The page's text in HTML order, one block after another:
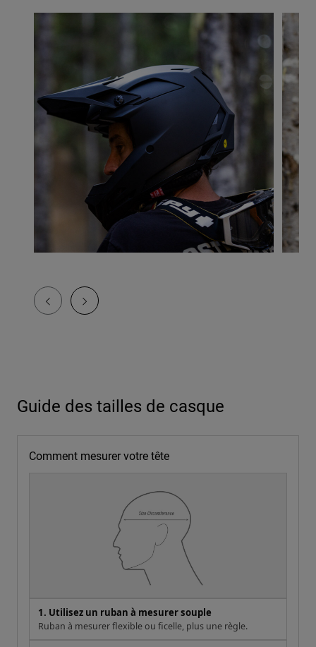
Guide des tailles de casque
Comment mesurer votre tête
1. Utilisez un ruban à mesurer souple
Ruban à mesurer flexible ou ficelle, plus une règle.